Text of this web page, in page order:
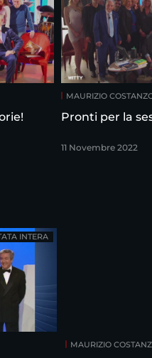
MAURIZIO
Pronti per la
11 Novembre 2022
INTERA
MAURIZIO